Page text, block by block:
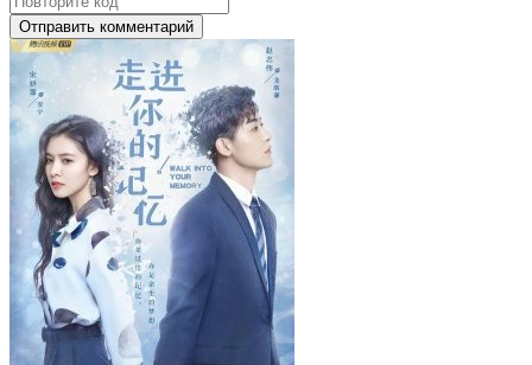
Отправить комментарий